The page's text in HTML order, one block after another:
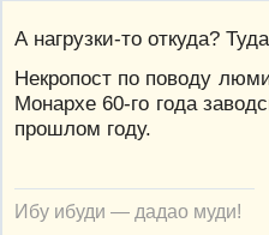
А нагрузки-то откуда?
Некропост по поводу
Монархе 60-го года
прошлом году.
Ибу ибуди — дадао муди!